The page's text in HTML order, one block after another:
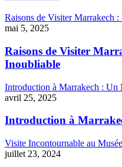
Raisons de Visiter Marrakech
mai 5, 2025
Raisons de Visiter
Inoubliable
Introduction à Marrakech : Un
avril 25, 2025
Introduction à
Visite Incontournable au
juillet 23, 2024